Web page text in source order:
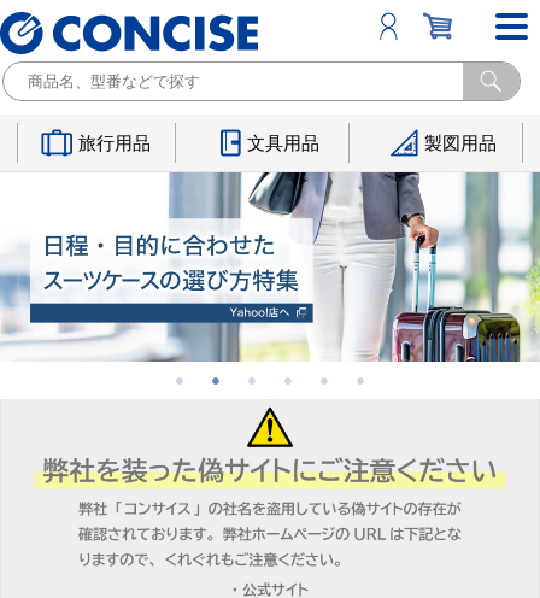
旅行用品 文具用品 製図用品